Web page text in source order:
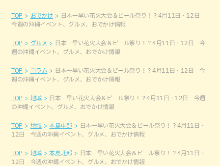
TOP おでかけ
日本一早い花火大会＆ビール祭り！？4月11日・12日
今週の沖縄イベント、グルメ、おでかけ情報
TOP グルメ
日本一早い花火大会＆ビール祭り！？4月11日・12日 今
週の沖縄イベント、グルメ、おでかけ情報
TOP コラム
日本一早い花火大会＆ビール祭り！？4月11日・12日 今
週の沖縄イベント、グルメ、おでかけ情報
TOP 地域
日本一早い花火大会＆ビール祭り！？4月11日・12日 今週
の沖縄イベント、グルメ、おでかけ情報
TOP 地域 本島中部
日本一早い花火大会＆ビール祭り！？4月11日・
12日 今週の沖縄イベント、グルメ、おでかけ情報
TOP 地域 本島北部
日本一早い花火大会＆ビール祭り！？4月11日・
12日 今週の沖縄イベント、グルメ、おでかけ情報